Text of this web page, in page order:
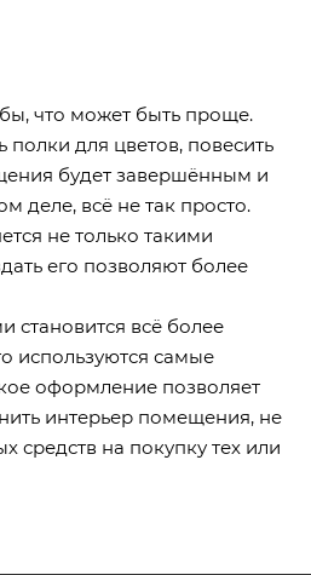
что может быть проще.
полки для цветов, повесить
будет завершённым и
деле, всё не так просто.
не только такими
его позволяют более
становится всё более
используются самые
оформление позволяет
интерьер помещения, не
средств на покупку тех или